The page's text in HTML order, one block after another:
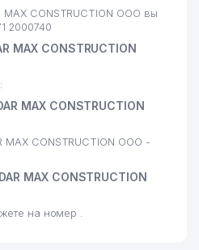
MAX CONSTRUCTION ООО вы
2000740
MAX CONSTRUCTION
MAX CONSTRUCTION
MAX CONSTRUCTION ООО -
MAX CONSTRUCTION
на номер .